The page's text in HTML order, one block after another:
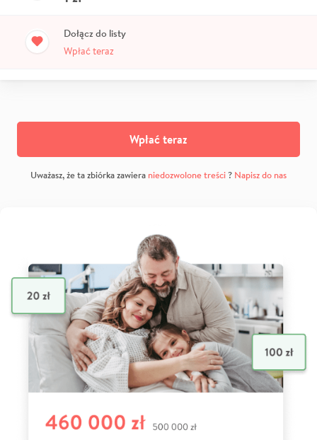
Dołącz do listy
Wpłać teraz
Wpłać teraz
Uważasz, że ta zbiórka zawiera niedozwolone treści? Napisz do nas